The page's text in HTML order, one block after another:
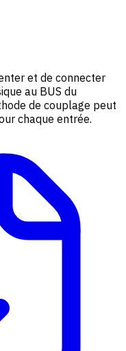
et de connecter
au BUS du
de couplage peut
chaque entrée.